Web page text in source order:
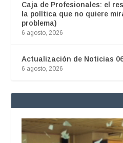
Caja de Profesionales: el
la política que no quiere
problema)
6 agosto, 2026
Actualización de Noticias
6 agosto, 2026